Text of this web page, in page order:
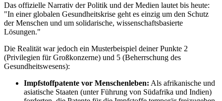
Das offizielle Narrativ der Politik und der Medien lautet bis heute:
"In einer globalen Gesundheitskrise geht es einzig um den Schutz
der Menschen und um solidarische, wissenschaftsbasierte
Lösungen."
Die Realität war jedoch ein Musterbeispiel deiner Punkte 2
(Privilegien für Großkonzerne) und 5 (Beherrschung des
Gesundheitswesens):
Impfstoffpatente vor Menschenleben: Als afrikanische und
asiatische Staaten (unter Führung von Südafrika und Indien)